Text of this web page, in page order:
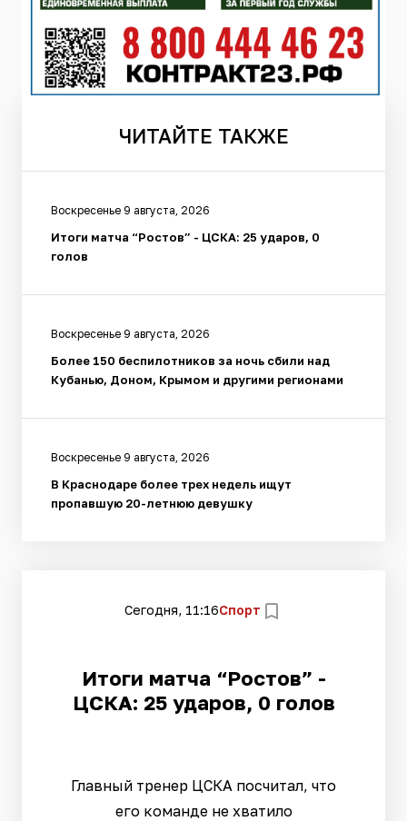
ЧИТАЙТЕ ТАКЖЕ
Воскресенье 9 августа, 2026
Итоги матча “Ростов” - ЦСКА: 25 ударов, 0
голов
Воскресенье 9 августа, 2026
Более 150 беспилотников за ночь сбили над
Кубанью, Доном, Крымом и другими регионами
Воскресенье 9 августа, 2026
В Краснодаре более трех недель ищут
пропавшую 20-летнюю девушку
Сегодня, 11:16Спорт
Итоги матча “Ростов” -
ЦСКА: 25 ударов, 0 голов
Главный тренер ЦСКА посчитал, что
его команде не хватило